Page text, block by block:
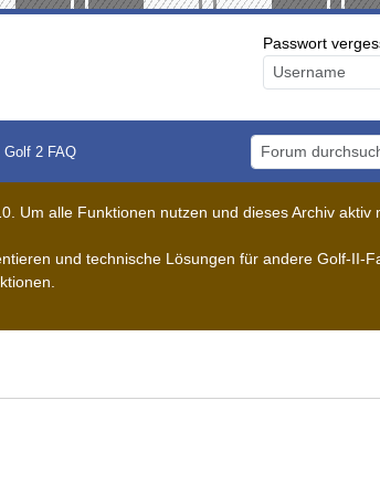
Passwort
Golf 2 FAQ
Forum
Um alle Funktionen nutzen und dieses Archiv aktiv
und technische Lösungen für andere Golf-II-